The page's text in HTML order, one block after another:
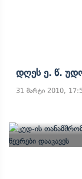
Დღეს Ე. Წ.
31 მარტი 2010,